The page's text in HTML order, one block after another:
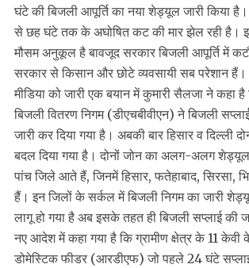
घंटे की बिजली आपूर्ति का नया शेड्यूल जारी किया
से छह घंटे तक के अघोषित कट की मार झेल रही है।
मौसम अनुकूल है बावजूद सरकार बिजली आपूर्ति में
सरकार से किसान और छोटे व्यवसायी सब परेशान हैं।
मीडिया को जारी एक बयान में कुमारी सैलजा ने कहा है
बिजली वितरण निगम (डीएचबीवीएन) ने बिजली
जारी कर दिया गया है। अबकी बार हिसार व दिल्ली
बदल दिया गया है। दोनों जोन का अलग-अलग
पांच जिले आते हैं, जिनमें हिसार, फतेहाबाद, सिरसा,
हैं। इन जिलों के सर्कल में बिजली निगम का जारी
लागू हो गया है अब इसके तहत ही बिजली सप्लाई की
नए आदेश में कहा गया है कि ग्रामीण क्षेत्र के 11
डोमेस्टिक फीडर (आरडीएफ) जो पहले 24 घंटे